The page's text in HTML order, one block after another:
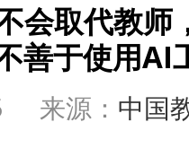
会取代教师
善于使用AI
来源： 中国